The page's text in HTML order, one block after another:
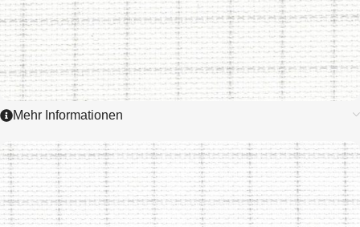
AIDA EASY
COUNT GRID
6,4 / cm - 16 ct.
Mehr Informationen